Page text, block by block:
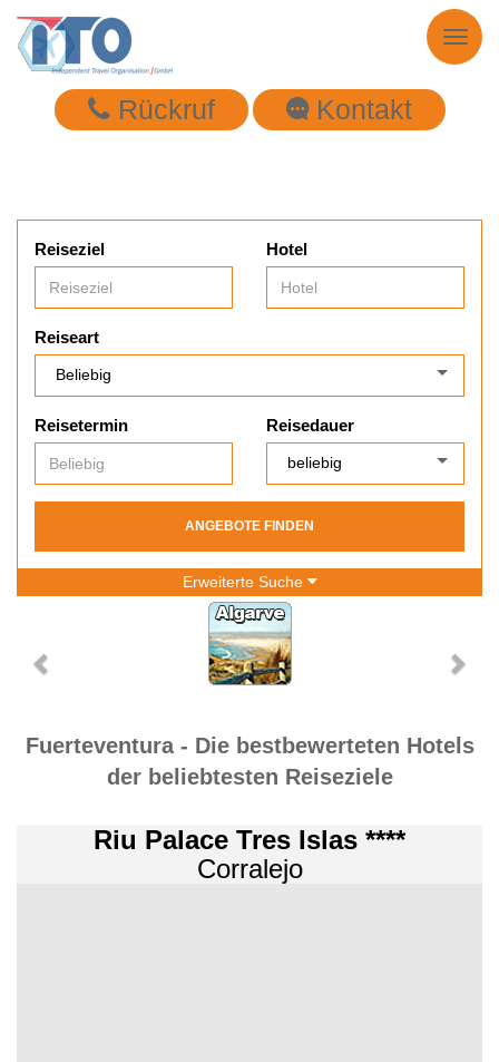
Toggle
Rückruf Kontakt
Reiseziel Hotel
Reiseart
Reisetermin Reisedauer
ANGEBOTE FINDEN
Erweiterte Suche
Fuerteventura - Die bestbewerteten Hotels
der beliebtesten Reiseziele
Riu Palace Tres Islas ****
Corralejo